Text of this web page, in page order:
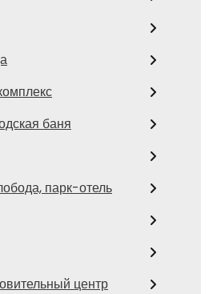
баня
парк-отель
центр